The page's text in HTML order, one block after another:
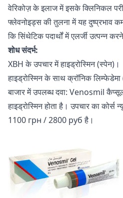
वेरिकोज़ के इलाज में इसके क्लिनिकल
फ्लेवनोइड्स की तुलना में यह दुष्प्रभाव
कि सिंथेटिक पदार्थों में एलर्जी उत्पन्न
शोध संदर्भ:
ХВН के उपचार में हाइड्रोस्मिन (स्पेन)।
हाइड्रोस्मिन के साथ क्रॉनिक
बाजार में उपलब्ध दवा: Venosmil
हाइड्रोस्मिन होता है। उपचार का
1100 грн / 2800 руб है।